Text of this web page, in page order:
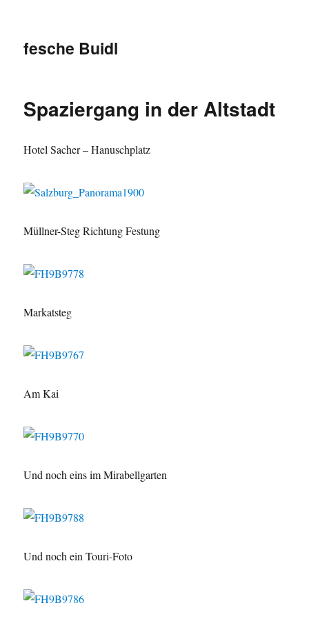
fesche Buidl
Spaziergang in der Altstadt
Hotel Sacher – Hanuschplatz
Müllner-Steg Richtung Festung
Markatsteg
Am Kai
Und noch eins im Mirabellgarten
Und noch ein Touri-Foto